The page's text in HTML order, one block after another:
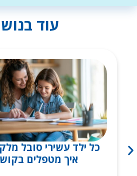
עוד
כל ילד עשירי סובל
איך מטפלים